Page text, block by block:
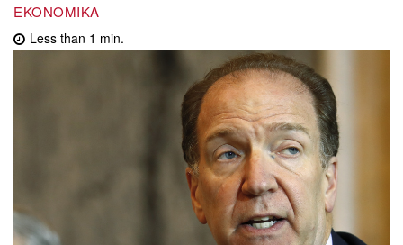
EKONOMIKA
Less than 1 min.